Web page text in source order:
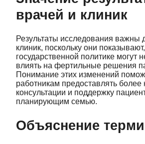
врачей и клиник
Результаты исследования важны
клиник, поскольку они
государственной политике могут
влиять на фертильные решения
Понимание этих изменений
работникам предоставлять более
консультации и поддержку
планирующим семью.
Объяснение